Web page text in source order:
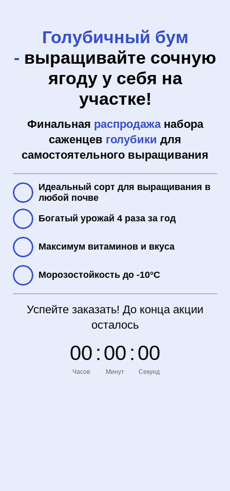
Голубичный бум
- выращивайте сочную
ягоду у себя на
участке!
Финальная распродажанабора
саженцев голубики для
самостоятельного выращивания
Идеальный сорт для выращивания в
любой почве
Богатый урожай 4 раза за год
Максимум витаминов и вкуса
Морозостойкость до -10°С
Успейте заказать! До конца акции
осталось
00
Часов
: 00
Минут
: 00
Секунд